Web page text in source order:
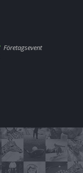
Företagsevent